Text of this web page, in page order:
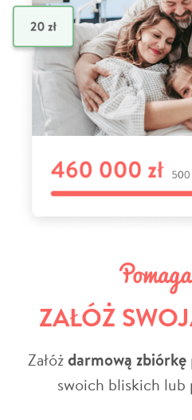
ZAŁÓŻ
Załóżdarmową zbiórkę
swoich bliskich